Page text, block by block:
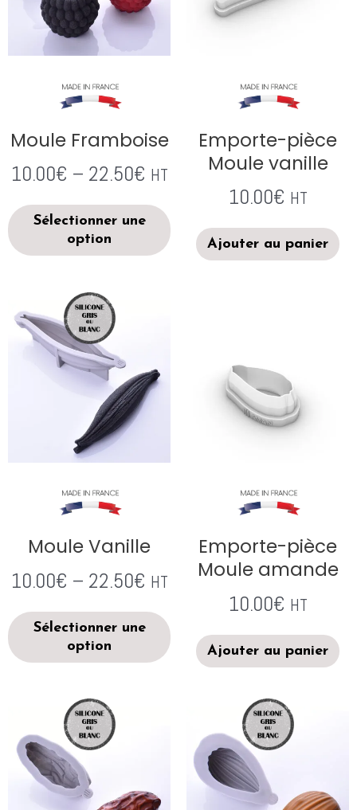
Moule Framboise
10.00€ – 22.50€ HT
Sélectionner une
option
Emporte-pièce
Moule vanille
10.00€ HT
Ajouter au panier
Moule Vanille
10.00€ – 22.50€ HT
Sélectionner une
option
Emporte-pièce
Moule amande
10.00€ HT
Ajouter au panier